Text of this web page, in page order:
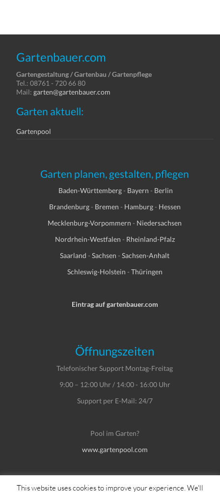
Gartenbauer.com
Gartengestaltung / Gartenbau / Gartenpflege
Tel.: 08761 - 720 66 80
Mail:garten@gartenbauer.com
Garten aktuell:
Gartenpool
Garten planen, gestalten, pflegen
Baden-Württemberg- Bayern - Berlin
Brandenburg- Bremen - Hamburg- Hessen
Mecklenburg-Vorpommern - Niedersachsen
Nordrhein-Westfalen - Rheinland-Pfalz
Saarland -Sachsen -Sachsen-Anhalt
Schleswig-Holstein - Thüringen
Eintrag auf gartenbauer.com
Öffnungszeiten
Telefonischer Support Montag-Freitag
9:00 – 12:00 Uhr / 14:00 - 16:00 Uhr
Support per E-Mail: 24/7
Pool im Garten?
www.gartenpool.com
This website uses cookies to improve your experience. We'll